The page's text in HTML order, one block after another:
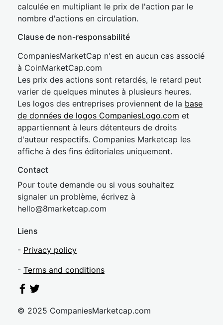
calculée en multipliant le prix de l'action par le
nombre d'actions en circulation.
Clause de non-responsabilité
CompaniesMarketCap n'est en aucun cas associé
à CoinMarketCap.com
Les prix des actions sont retardés, le retard peut
varier de quelques minutes à plusieurs heures.
Les logos des entreprises proviennent de la base
de données de logos CompaniesLogo.com et
appartiennent à leurs détenteurs de droits
d'auteur respectifs. Companies Marketcap les
affiche à des fins éditoriales uniquement.
Contact
Pour toute demande ou si vous souhaitez
signaler un problème, écrivez à
hello@8marketcap.com
Liens
- Privacy policy
- Terms and conditions
© 2025 CompaniesMarketcap.com